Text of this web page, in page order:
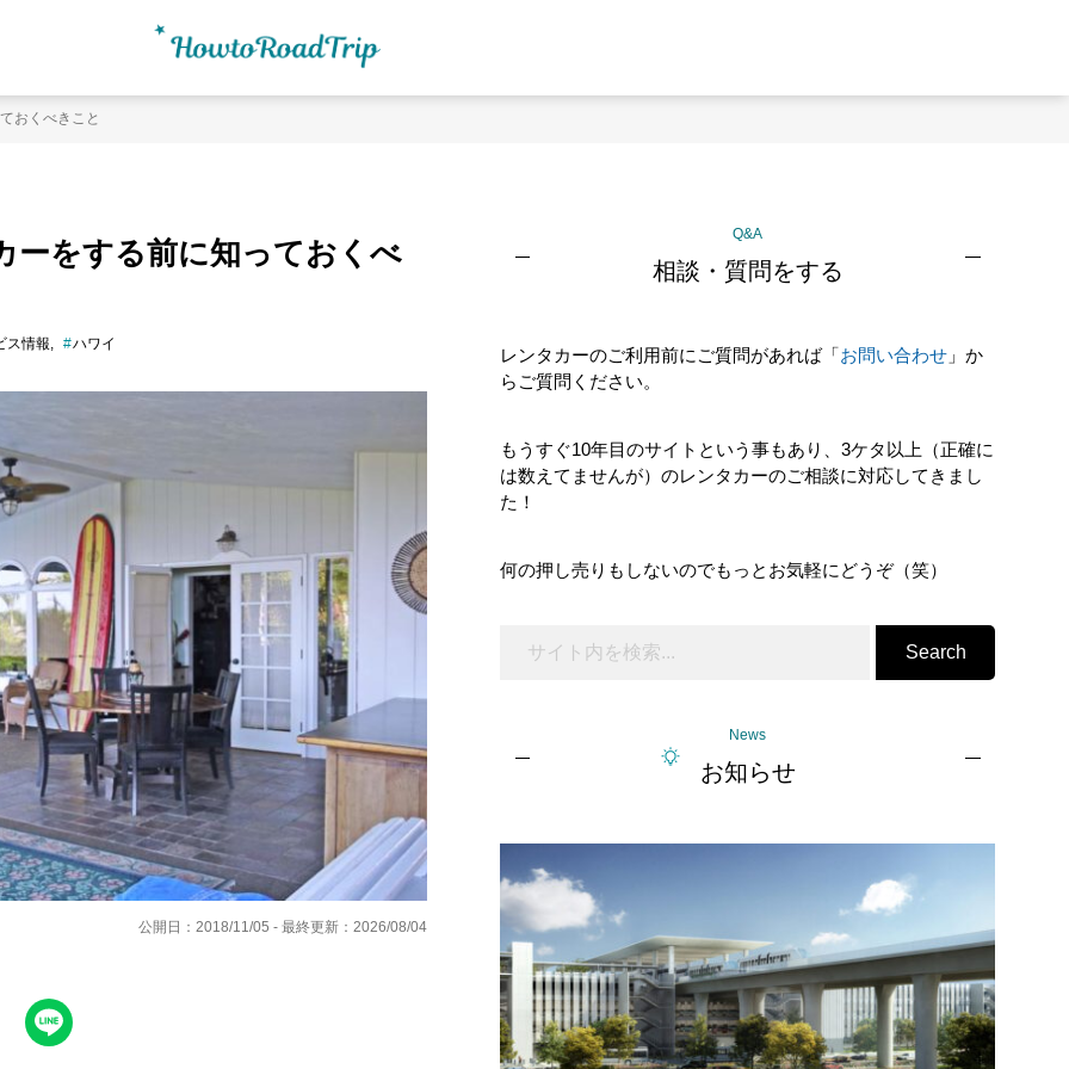
おくべきこと
ーをする前に知っておくべ
ス情報 ハワイ
公開日：2018/11/05 - 最終更新：2026/08/04
の
ド
バ
Q&A
相談・質問をする
レンタカーのご利用前にご質問があれば「お問い合わせ 」か
らご質問ください。
もうすぐ10年目のサイトという事もあり、3ケタ以上（正確に
は数えてませんが）のレンタカーのご相談に対応してきまし
た！
何の押し売りもしないのでもっとお気軽にどうぞ（笑）
Search
News
お知らせ